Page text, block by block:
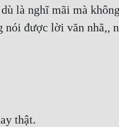
là nghĩ mãi mà
nói được lời văn nhã,,
thật.